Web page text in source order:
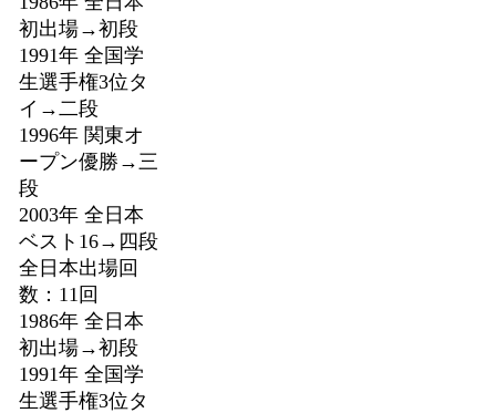
初出場→初段
1991年 全国学
生選手権3位タ
イ→二段
1996年 関東オ
ープン優勝→三
段
2003年 全日本
ベスト16→四段
全日本出場回
数：11回
1986年 全日本
初出場→初段
1991年 全国学
生選手権3位タ